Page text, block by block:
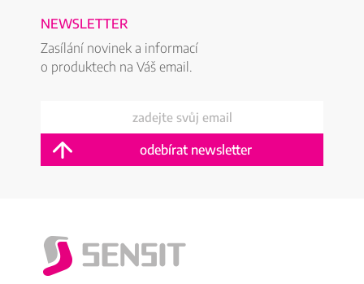
NEWSLETTER
Zasílání novinek a informací
o produktech na Váš email.